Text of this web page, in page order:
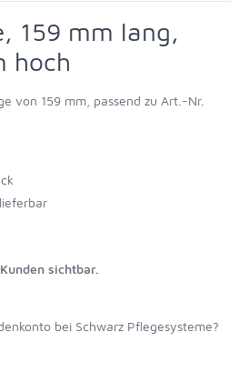
159 mm lang,
hoch
von 159 mm, passend zu Art.-Nr.
sichtbar.
bei Schwarz Pflegesysteme?